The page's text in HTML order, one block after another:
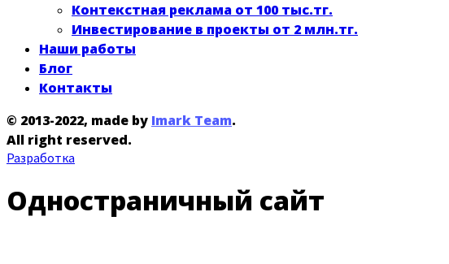
Контекстная реклама от 100 тыс.тг.
Инвестирование в проекты от 2 млн.тг.
Наши работы
Блог
Контакты
© 2013-2022, made by Imark Team.
All right reserved.
Разработка
Одностраничный сайт